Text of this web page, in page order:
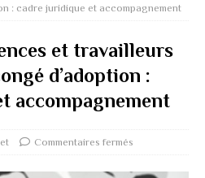
: cadre juridique et accompagnement
et travailleurs
d’adoption :
accompagnement
Commentaires fermés